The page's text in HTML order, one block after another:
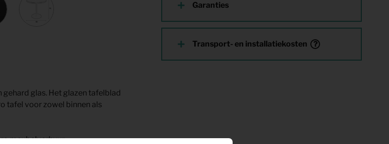
Garanties
Transport- en installatiekosten
glas. Het glazen tafelblad
tafel voor zowel binnen als
meubelverhuur.